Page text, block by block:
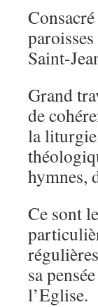
Saint-
Grand
de
la
hymnes,
Ce sont
sa
l’Eglise.